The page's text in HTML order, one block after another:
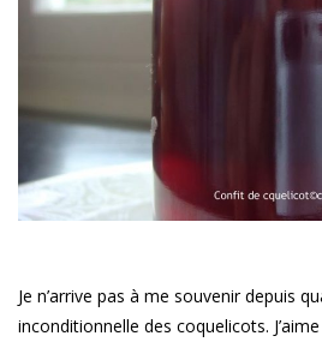
Je n’arrive pas à me souvenir depuis
inconditionnelle des coquelicots.